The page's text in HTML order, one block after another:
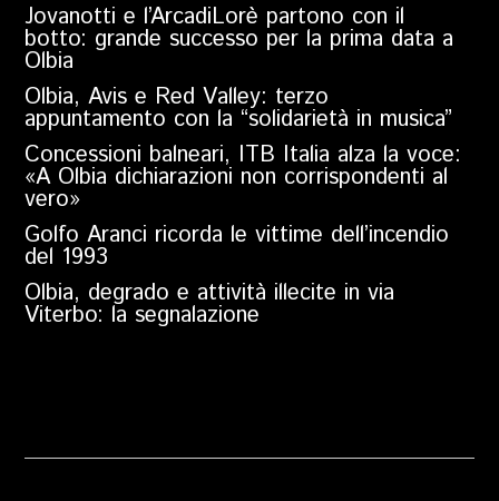
Jovanotti e l’ArcadiLorè partono con il
botto: grande successo per la prima data a
Olbia
Olbia, Avis e Red Valley: terzo
appuntamento con la “solidarietà in musica”
Concessioni balneari, ITB Italia alza la voce:
«A Olbia dichiarazioni non corrispondenti al
vero»
Golfo Aranci ricorda le vittime dell’incendio
del 1993
Olbia, degrado e attività illecite in via
Viterbo: la segnalazione